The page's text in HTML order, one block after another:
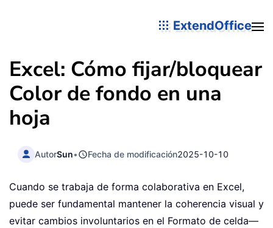
ExtendOffice
Excel: Cómo fijar/bloquear
Color de fondo en una
hoja
AutorSun• Fecha de modificación2025-10-10
Cuando se trabaja de forma colaborativa en Excel,
puede ser fundamental mantener la coherencia visual y
evitar cambios involuntarios en el Formato de celda—